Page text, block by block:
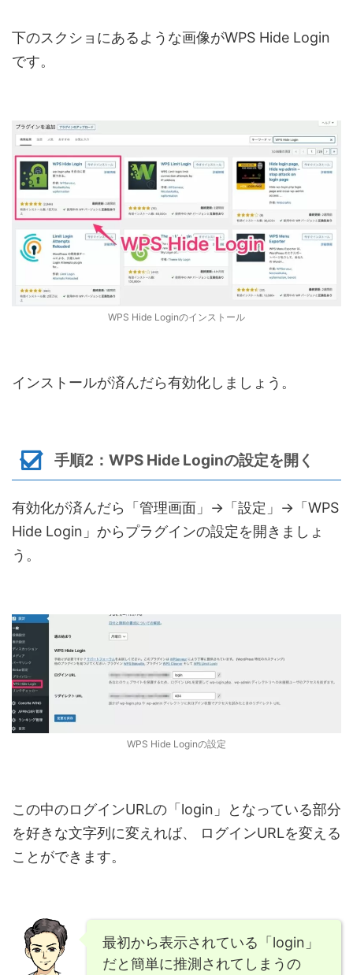
下のスクショにあるような画像がWPS Hide Login
です。
WPS Hide Loginのインストール
インストールが済んだら有効化しましょう。
手順2：WPS Hide Loginの設定を開く
有効化が済んだら「管理画面」→「設定」→「WPS
Hide Login」からプラグインの設定を開きましょ
う。
WPS Hide Loginの設定
この中のログインURLの「login」となっている部分
を好きな文字列に変えれば、 ログインURLを変える
ことができます。
最初から表示されている「login」
だと簡単に推測されてしまうの